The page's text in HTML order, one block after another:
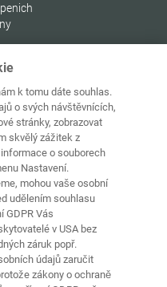
Tiráž
Ochrana
osobních
Přihlásit
o
Nastavení souborů cookies
k tomu dáte souhlas.
o svých návštěvnících,
stránky, zobrazovat
skvělý zážitek z
o souborech
Nastavení.
mohou vaše osobní
udělením souhlasu
GDPR Vás
v USA bez
záruk popř.
údajů zaručit
zákony o ochraně